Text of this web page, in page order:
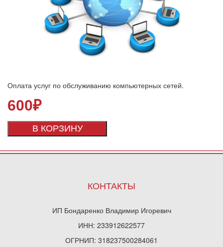
Оплата услуг по обслуживанию компьютерных сетей.
600₽
В КОРЗИНУ
КОНТАКТЫ
ИП Бондаренко Владимир Игоревич
ИНН: 233912622577
ОГРНИП: 318237500284061